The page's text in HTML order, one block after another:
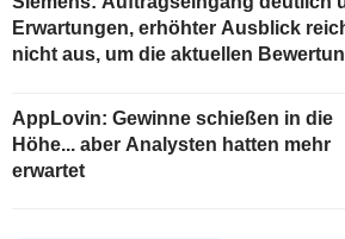
Erwartungen, erhöhter Ausblick
nicht aus, um die aktuellen
AppLovin: Gewinne schießen in die
Höhe... aber Analysten hatten mehr
erwartet